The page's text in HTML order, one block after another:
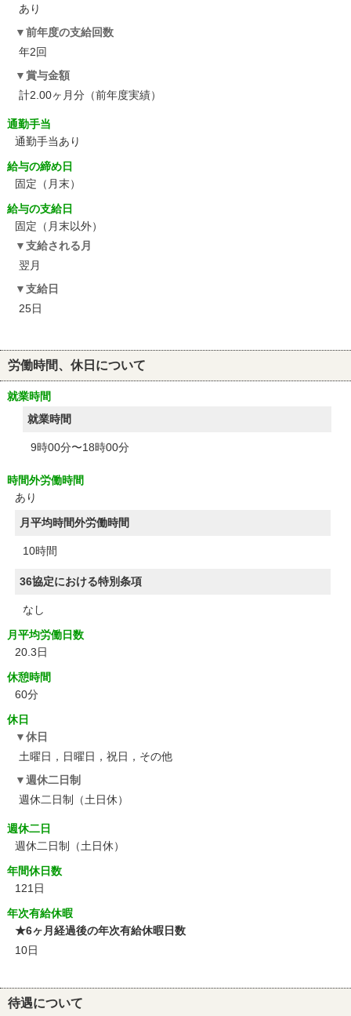
あり
前年度の支給回数
年2回
賞与金額
計2.00ヶ月分（前年度実績）
通勤手当
通勤手当あり
給与の締め日
固定（月末）
給与の支給日
固定（月末以外）
支給される月
翌月
支給日
25日
労働時間、休日について
就業時間
就業時間
9時00分〜18時00分
時間外労働時間
あり
月平均時間外労働時間
10時間
36協定における特別条項
なし
月平均労働日数
20.3日
休憩時間
60分
休日
休日
土曜日，日曜日，祝日，その他
週休二日制
週休二日制（土日休）
週休二日
週休二日制（土日休）
年間休日数
121日
年次有給休暇
★6ヶ月経過後の年次有給休暇日数
10日
待遇について